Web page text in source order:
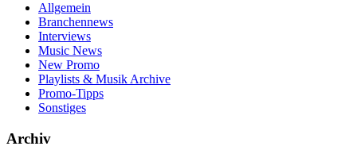
Allgemein
Branchennews
Interviews
Music News
New Promo
Playlists & Musik Archive
Promo-Tipps
Sonstiges
Archiv